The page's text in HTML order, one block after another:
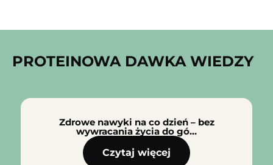
PROTEINOWA DAWKA WIEDZY
Zdrowe nawyki na co dzień – bez
wywracania życia do gó…
Czytaj więcej